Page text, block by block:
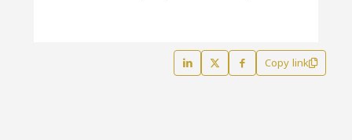
Copy link